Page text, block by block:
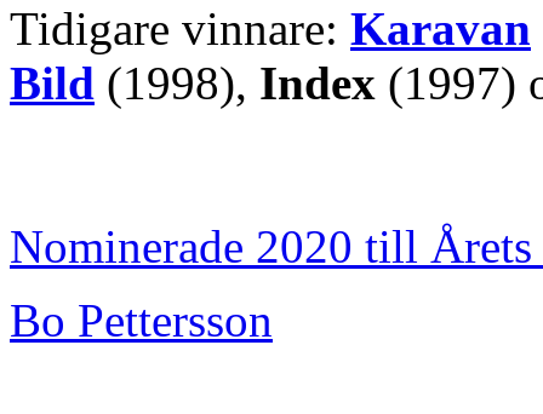
Tidigare vinnare: Karavan
Bild (1998), Index (1997)
Nominerade 2020 till
Bo Pettersson